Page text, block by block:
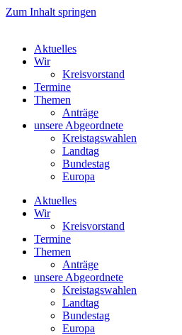
Zum Inhalt springen
Aktuelles
Wir
Kreisvorstand
Termine
Themen
Anträge
unsere Abgeordnete
Kreistagswahlen
Landtag
Bundestag
Europa
Aktuelles
Wir
Kreisvorstand
Termine
Themen
Anträge
unsere Abgeordnete
Kreistagswahlen
Landtag
Bundestag
Europa